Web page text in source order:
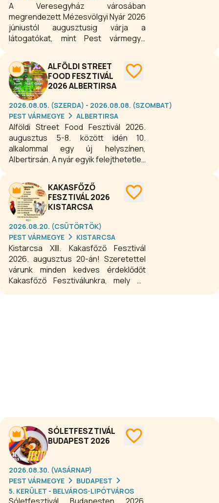
A Veresegyház városában
megrendezett Mézesvölgyi Nyár 2026
júniustól augusztusig várja a
látogatókat, mint Pest vármegye
szabadtéri fesztiválja, ahol
sikerdarabok és kiváló színészek
garantálják a minőségi szórakozást. A
fesztivál programjai között különböző
műfajú színházi előadások, koncertek
és családi darabok is szerepelnek, így
minden korosztály számára ideális
nyári kulturális élményt kínál.
ALFÖLDI STREET
FOOD FESZTIVÁL
2026 ALBERTIRSA
2026.08.05. (SZERDA) - 2026.08.08. (SZOMBAT)
PEST VÁRMEGYE
ALBERTIRSA
Alföldi Street Food Fesztivál 2026.
augusztus 5-8. között idén 10.
alkalommal egy új helyszínen,
Albertirsán. A nyár egyik felejthetetlen
társaságában. A rendezvényen
számtalan, egyedi recept alapján
készült street food étel vonul fel.
Lesz minden, ami szem-szájnak
ingere: sertésből, marhából,
szárnyasokból készült
ételkülönlegességek, megannyi sör-
illetve borféle és remek koncertek.
KAKASFŐZŐ
FESZTIVÁL 2026
KISTARCSA
2026.08.20. (CSÜTÖRTÖK)
PEST VÁRMEGYE
KISTARCSA
Kistarcsa XIII. Kakasfőző Fesztivál
2026. augusztus 20-án! Szeretettel
várunk minden kedves érdeklődőt
Kakasfőző Fesztiválunkra, mely az
SÓLETFESZTIVÁL
BUDAPEST 2026
2026.08.30. (VASÁRNAP)
PEST VÁRMEGYE
BUDAPEST
5. KERÜLET - BELVÁROS-LIPÓTVÁROS